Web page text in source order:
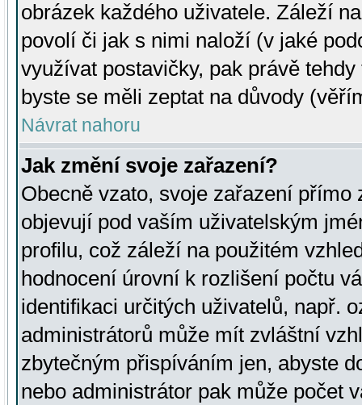
obrázek každého uživatele. Záleží
povolí či jak s nimi naloží (v jaké
využívat postavičky, pak právě
byste se měli zeptat na důvody
Návrat nahoru
Jak změní svoje zařazení?
Obecně vzato, svoje zařazení přímo
objevují pod vaším uživatelským
profilu, což záleží na použitém
hodnocení úrovní k rozlišení počtu
identifikaci určitých uživatelů, např.
administrátorů může mít zvláštní
zbytečným přispíváním jen, abyste
nebo administrátor pak může počet